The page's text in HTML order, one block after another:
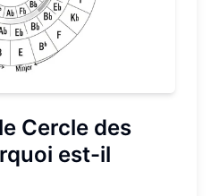
Cercle des
est-il